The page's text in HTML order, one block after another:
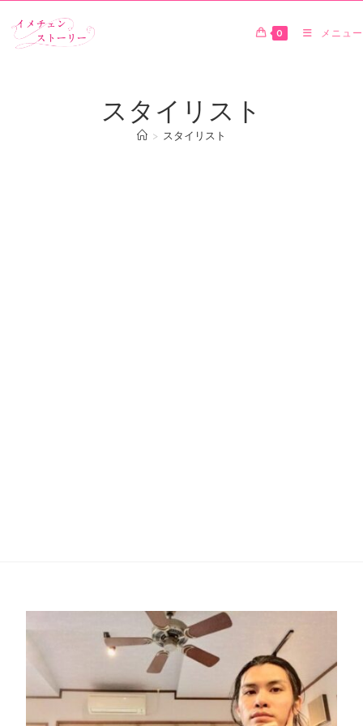
0 メニュー
スタイリスト
> スタイリスト